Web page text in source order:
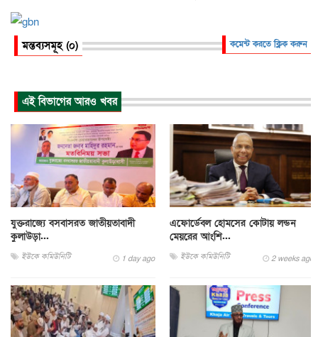
মন্তব্যসমূহ (০) কমেন্ট করতে ক্লিক করুন
এই বিভাগের আরও খবর
যুক্তরাজ্যে বসবাসরত জাতীয়তাবাদী
কুলাউড়া...
ইউকে কমিউনিটি 1 day ago
এফোর্ডেবল হোমসের কোটায় লন্ডন
মেয়রের আংশি...
ইউকে কমিউনিটি 2 weeks ago